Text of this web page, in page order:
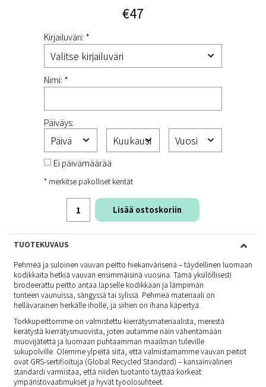
€47
Kirjailuväri: *
Nimi: *
Päiväys:
Ei päivämäärää
* merkitse pakolliset kentät
Lisää ostoskoriin
TUOTEKUVAUS
Pehmeä ja suloinen vauvan peitto hiekanvärisenä – täydellinen luomaan
kodikkaita hetkiä vauvan ensimmäisinä vuosina. Tämä yksilöllisesti
brodeerattu peitto antaa lapselle kodikkaan ja lämpimän
tunteen vaunuissa, sängyssä tai sylissä. Pehmeä materiaali on
hellävarainen herkälle iholle, ja siihen on ihana käpertyä.
Torkkupeittomme on valmistettu kierrätysmateriaalista, merestä
kerätystä kierrätysmuovista, joten autamme näin vähentämään
muovijätettä ja luomaan puhtaamman maailman tuleville
sukupolville. Olemme ylpeitä siitä, että valmistamamme vauvan peitot
ovat GRS-sertifioituja (Global Recycled Standard) – kansainvälinen
standardi varmistaa, että niiden tuotanto täyttää korkeat
ympäristövaatimukset ja hyvät työolosuhteet.